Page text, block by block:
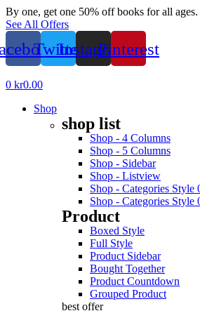
By one, get one 50% off books for all ages.
See All Offers
TwitterInstagramPinterest
0 kr0.00
Shop
shop list
Shop - 4 Columns
Shop - 5 Columns
Shop - Sidebar
Shop - Listview
Shop - Categories Style
Shop - Categories Style
Product
Boxed Style
Full Style
Product Sidebar
Bought Together
Product Countdown
Grouped Product
best offer